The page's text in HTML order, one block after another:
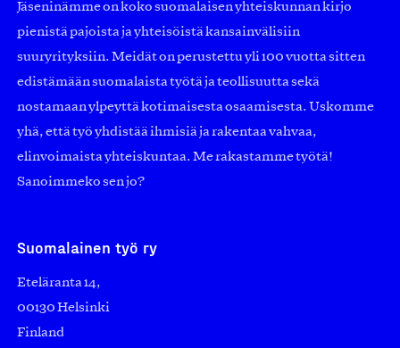
Jäseninämme on koko suomalaisen yhteiskunnan kirjo
pienistä pajoista ja yhteisöistä kansainvälisiin
suuryrityksiin. Meidät on perustettu yli 100 vuotta sitten
edistämään suomalaista työtä ja teollisuutta sekä
nostamaan ylpeyttä kotimaisesta osaamisesta. Uskomme
yhä, että työ yhdistää ihmisiä ja rakentaa vahvaa,
elinvoimaista yhteiskuntaa. Me rakastamme työtä!
Sanoimmeko sen jo?
Suomalainen työ ry
Eteläranta 14,
00130 Helsinki
Finland